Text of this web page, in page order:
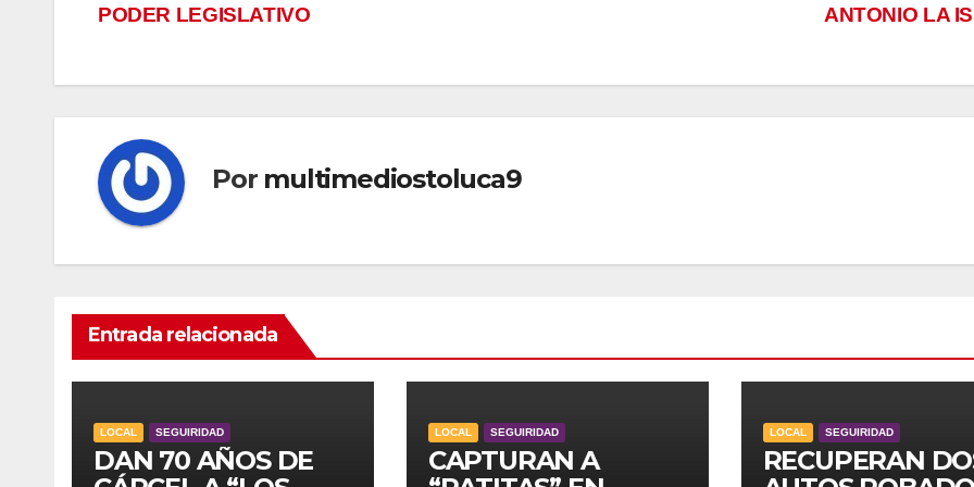
entradas
ANTONIO LA
PODER LEGISLATIVO
Por multimediostoluca9
Entrada relacionada
LOCAL SEGUIRIDAD
DAN 70 AÑOS DE
LOCAL SEGUIRIDAD
CAPTURAN A
LOCAL SEGUIRIDAD
RECUPERAN